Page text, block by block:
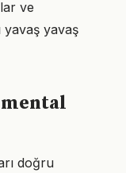
ve
yavaş yavaş
doğru